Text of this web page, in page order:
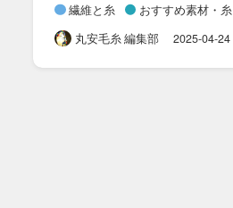
繊維と糸
おすすめ素材・糸
丸安毛糸 編集部
2025-04-24